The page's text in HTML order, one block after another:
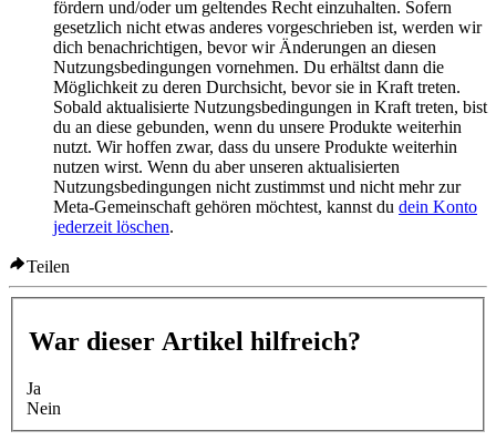
fördern und/oder um geltendes Recht einzuhalten. Sofern
gesetzlich nicht etwas anderes vorgeschrieben ist, werden wir
dich benachrichtigen, bevor wir Änderungen an diesen
Nutzungsbedingungen vornehmen. Du erhältst dann die
Möglichkeit zu deren Durchsicht, bevor sie in Kraft treten.
Sobald aktualisierte Nutzungsbedingungen in Kraft treten, bist
du an diese gebunden, wenn du unsere Produkte weiterhin
nutzt. Wir hoffen zwar, dass du unsere Produkte weiterhin
nutzen wirst. Wenn du aber unseren aktualisierten
Nutzungsbedingungen nicht zustimmst und nicht mehr zur
Meta-Gemeinschaft gehören möchtest, kannst du dein Konto
jederzeit löschen.
Teilen
War dieser Artikel hilfreich?
Ja
Nein